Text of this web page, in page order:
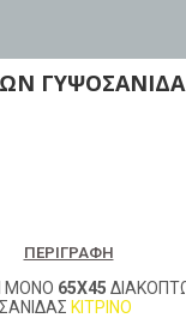
ΠΕΡΙΓΡΑΦΉ
ΜΟΝΟ 65Χ45
ΚΙΤΡΙΝΟ